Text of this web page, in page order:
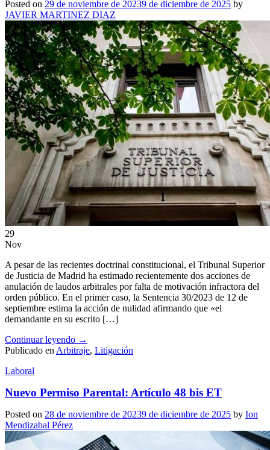
Posted on 29 de noviembre de 20239 de diciembre de 2025 by
JAVIER MARTINEZ DIAZ
29
Nov
A pesar de las recientes doctrinal constitucional, el Tribunal Superior
de Justicia de Madrid ha estimado recientemente dos acciones de
anulación de laudos arbitrales por falta de motivación infractora del
orden público. En el primer caso, la Sentencia 30/2023 de 12 de
septiembre estima la acción de nulidad afirmando que «el
demandante en su escrito […]
Continuar leyendo →
Publicado enArbitraje, Litigación
Laboral
Nuevo Permiso Parental: Artículo 48 bis ET
Posted on 28 de noviembre de 20239 de diciembre de 2025 by Ion
Mendizabal Pérez